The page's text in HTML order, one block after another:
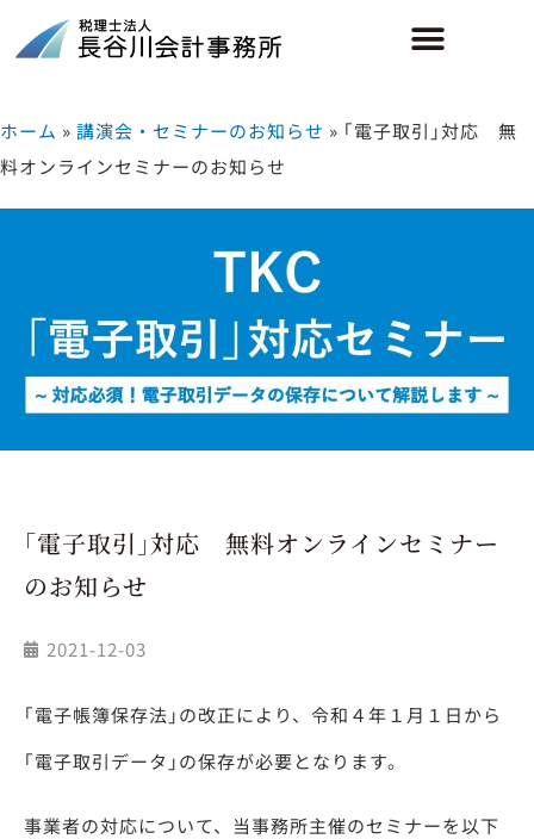
ホーム » 講演会・セミナーのお知らせ » ｢電子取引｣対応 無
料オンラインセミナーのお知らせ
｢電子取引｣対応 無料オンラインセミナー
のお知らせ
2021-12-03
｢電子帳簿保存法｣の改正により、令和４年１月１日から
｢電子取引データ｣の保存が必要となります。
事業者の対応について、当事務所主催のセミナーを以下